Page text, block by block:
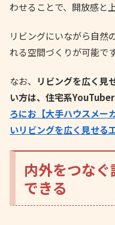
わせることで、開放感と
リビングにいながら自然
れる空間づくりが可能です
なお、
リビングを広く見
い方は、住宅系
ろにお【大手ハウスメー
いリビングを広く見せる
内外をつな
できる